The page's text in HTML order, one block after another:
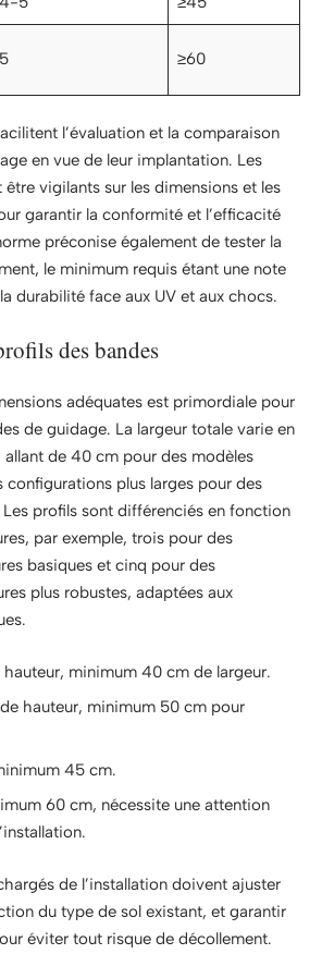
5 ≥60
l’évaluation et la comparaison
en vue de leur implantation. Les
vigilants sur les dimensions et les
garantir la conformité et l’efficacité
préconise également de tester la
le minimum requis étant une note
durabilité face aux UV et aux chocs.
des bandes
adéquates est primordiale pour
de guidage. La largeur totale varie en
de 40 cm pour des modèles
configurations plus larges pour des
profils sont différenciés en fonction
par exemple, trois pour des
basiques et cinq pour des
plus robustes, adaptées aux
minimum 40 cm de largeur.
hauteur, minimum 50 cm pour
45 cm.
60 cm, nécessite une attention
de l’installation doivent ajuster
du type de sol existant, et garantir
éviter tout risque de décollement.